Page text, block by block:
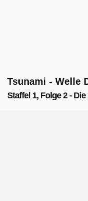
Tsunami - Welle
Staffel 1, Folge 2 -